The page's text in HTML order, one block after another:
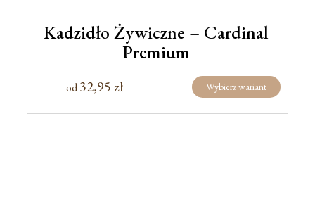
Kadzidło Żywiczne – Cardinal
Premium
od32,95zł Wybierz wariant